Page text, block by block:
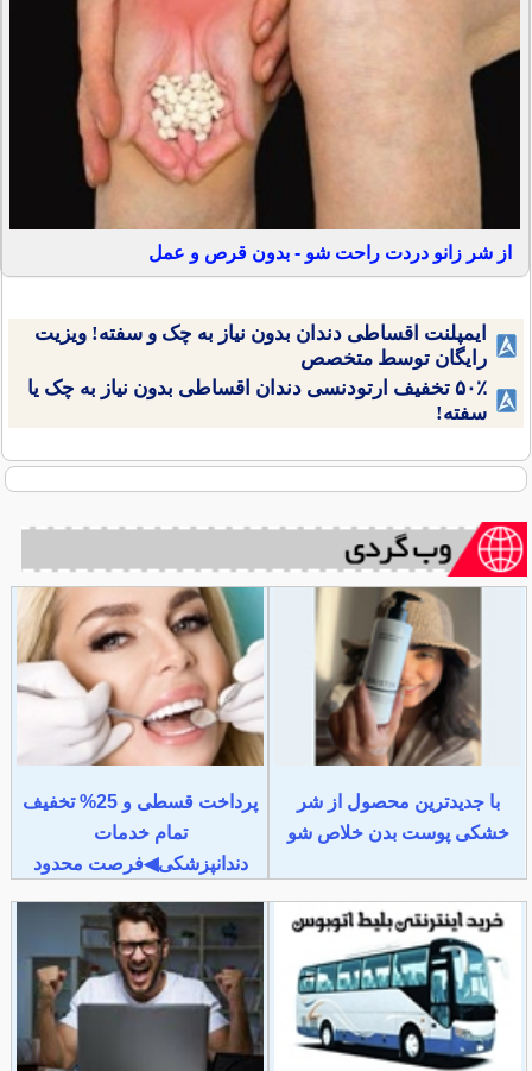
از شر زانو دردت راحت شو - بدون قرص و عمل
ایمپلنت اقساطی دندان بدون نیاز به چک و سفته! ویزیت
رایگان توسط متخصص
۵۰٪ تخفیف ارتودنسی دندان اقساطی بدون نیاز به چک یا
سفته!
با جدیدترین محصول از شر
خشکی پوست بدن خلاص شو
پرداخت قسطی و 25% تخفیف
تمام خدمات
دندانپزشکی◀فرصت محدود